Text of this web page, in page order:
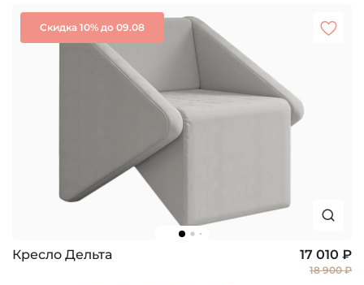
Скидка 10% до 09.08
Кресло Дельта 17 010 ₽
18 900 ₽